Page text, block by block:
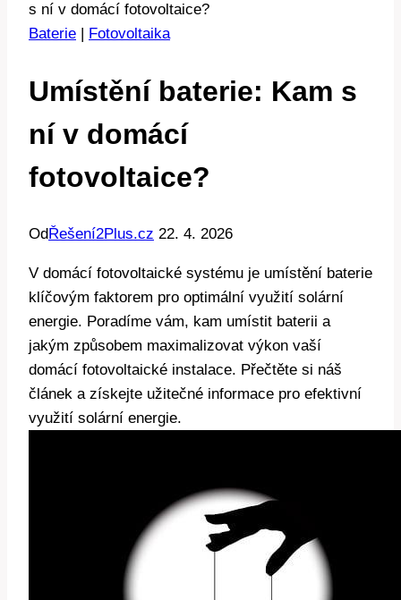
s ní v domácí fotovoltaice?
Baterie
Fotovoltaika
Umístění baterie: Kam s
ní v domácí
fotovoltaice?
Od Řešení2Plus.cz 22. 4. 2026
V domácí fotovoltaické systému je umístění baterie
klíčovým faktorem pro optimální využití solární
energie. Poradíme vám, kam umístit baterii a
jakým způsobem maximalizovat výkon vaší
domácí fotovoltaické instalace. Přečtěte si náš
článek a získejte užitečné informace pro efektivní
využití solární energie.